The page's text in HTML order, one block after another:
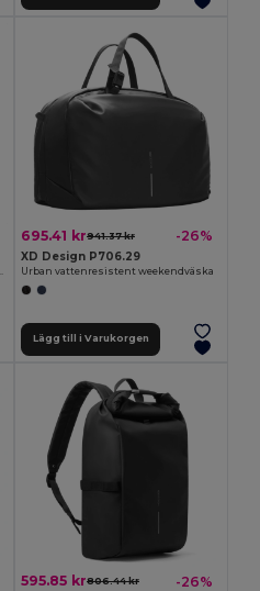
695.41 kr941.37 kr -26%
XD Design P706.29
Urban vattenresistent weekendväska
Lägg till i Varukorgen
595.85 kr806.44 kr -26%